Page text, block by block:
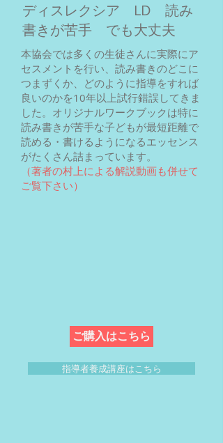
ディスレクシア LD 読み
書きが苦手 でも大丈夫
本協会では多くの生徒さんに実際にア
セスメントを行い、読み書きのどこに
つまずくか、どのように指導をすれば
良いのかを10年以上試行錯誤してきま
した。オリジナルワークブックは特に
読み書きが苦手な子どもが最短距離で
読める・書けるようになるエッセンス
がたくさん詰まっています。
​（著者の村上による解説動画も併せて
ご覧下さい）
ご購入はこちら
指導者養成講座はこちら